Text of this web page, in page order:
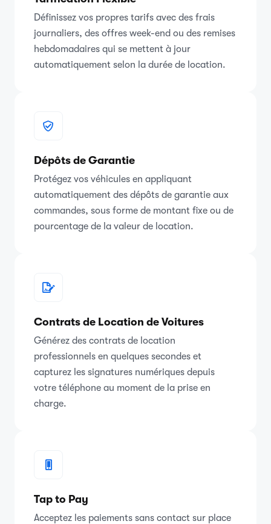
Définissez vos propres tarifs avec des frais
journaliers, des offres week-end ou des remises
hebdomadaires qui se mettent à jour
automatiquement selon la durée de location.
Dépôts de Garantie
Protégez vos véhicules en appliquant
automatiquement des dépôts de garantie aux
commandes, sous forme de montant fixe ou de
pourcentage de la valeur de location.
Contrats de Location de Voitures
Générez des contrats de location
professionnels en quelques secondes et
capturez les signatures numériques depuis
votre téléphone au moment de la prise en
charge.
Tap to Pay
Acceptez les paiements sans contact sur place